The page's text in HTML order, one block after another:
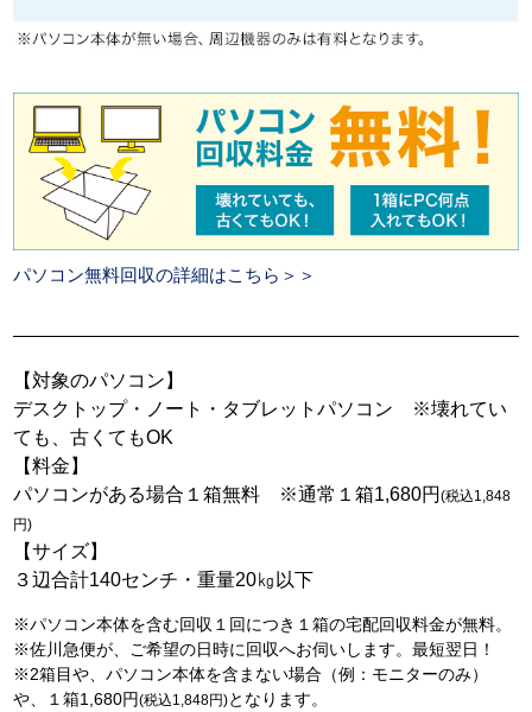
パソコン無料回収の詳細はこちら＞＞
【対象のパソコン】
デスクトップ・ノート・タブレットパソコン ※壊れてい
ても、古くてもOK
【料金】
パソコンがある場合１箱無料 ※通常１箱1,680円(税込1,848
円)
【サイズ】
３辺合計140センチ・重量20㎏以下
※パソコン本体を含む回収１回につき１箱の宅配回収料金が無料。
※佐川急便が、ご希望の日時に回収へお伺いします。最短翌日！
※2箱目や、パソコン本体を含まない場合（例：モニターのみ）
や、１箱1,680円(税込1,848円)となります。